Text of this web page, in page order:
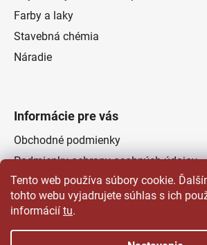
Tento web používa súbory cookie.
tohto webu vyjadrujete súhlas s ich
informácií tu.
Farby a laky
Stavebná chémia
Náradie
Informácie pre vás
Obchodné podmienky
Podmienky ochrany osobných údajov
Odstúpenie od zmluvy
Kontakty